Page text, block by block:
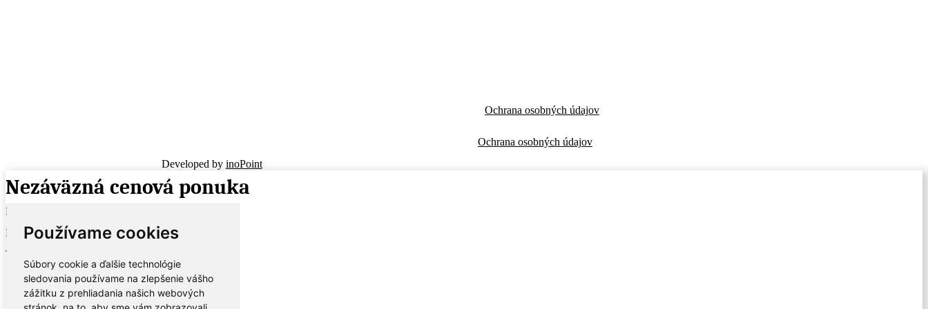
Používame cookies
Súbory cookie a ďalšie technológie
sledovania používame na zlepšenie vášho
zážitku z prehliadania našich webových
Ochrana osobných údajov
Ochrana osobných údajov
Developed by inoPoint
Nezáväzná cenová ponuka
Meno a Priezvisko
Email
Telefón